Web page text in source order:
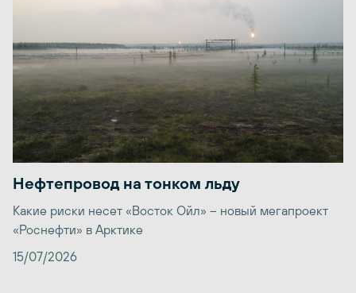
Нефтепровод на тонком льду
Какие риски несет «Восток Ойл» – новый мегапроект
«Роснефти» в Арктике
15/07/2026